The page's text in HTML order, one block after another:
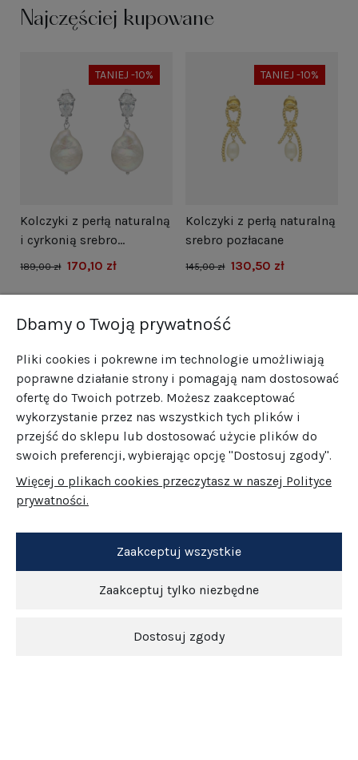
Najczęściej kupowane
TANIEJ -10%
Kolczyki z perłą naturalną
i cyrkonią srebro
rodowane
189,00 zł 170,10 zł
TANIEJ -10%
Kolczyki z perłą naturalną
srebro pozłacane
145,00 zł 130,50 zł
Dbamy o Twoją prywatność
Pliki cookies i pokrewne im technologie umożliwiają
poprawne działanie strony i pomagają nam dostosować
ofertę do Twoich potrzeb. Możesz zaakceptować
wykorzystanie przez nas wszystkich tych plików i
przejść do sklepu lub dostosować użycie plików do
swoich preferencji, wybierając opcję "Dostosuj zgody".
Więcej o plikach cookies przeczytasz w naszej Polityce
prywatności.
Zaakceptuj tylko niezbędne
Dostosuj zgody
Zaakceptuj wszystkie